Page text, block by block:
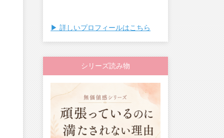
▶︎ 詳しいプロフィールはこちら
シリーズ読み物